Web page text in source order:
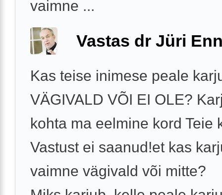
vaimne ...
Vastas dr Jüri
Kas teise inimese peale
VÄGIVALD VÕI EI OLE?
kohta ma eelmine kord Teie
Vastust ei saanud!et kas
vaimne vägivald või mitte?